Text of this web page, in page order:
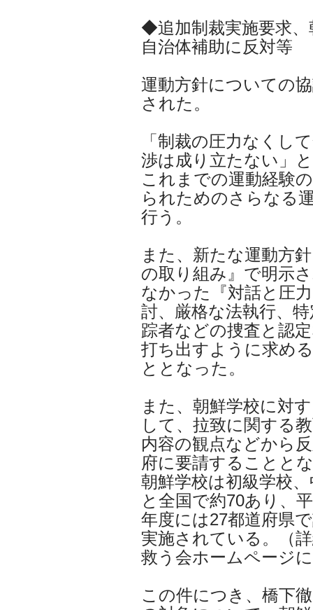
◆追加制裁実施要求
自治体補助に反対等
運動方針についての
された。
「制裁の圧力なくし
渉は成り立たない」
これまでの運動経験
られためのさらなる
行う。
また、新たな運動方
の取り組み』で明示
なかった『対話と圧
討、厳格な法執行、
踪者などの捜査と認
打ち出すように求め
ととなった。
また、朝鮮学校に対
して、拉致に関する
内容の観点などから
府に要請することと
朝鮮学校は初級学校
と全国で約70あり、
年度には27都道府県
実施されている。（
救う会ホームページ
この件につき、橋下